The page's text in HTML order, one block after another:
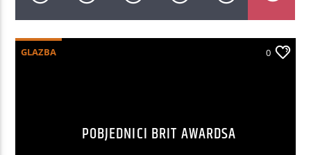
GLAZBA 0
POBJEDNICI BRIT AWARDSA